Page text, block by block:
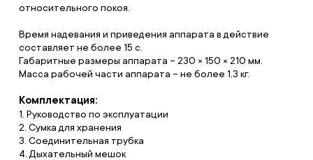
относительного покоя.
Время надевания и приведения аппарата в действие
составляет не более 15 с.
Габаритные размеры аппарата – 230 × 150 × 210 мм.
Масса рабочей части аппарата – не более 1,3 кг.
Комплектация:
1. Руководство по эксплуатации
2. Сумка для хранения
3. Соединительная трубка
4. Дыхательный мешок